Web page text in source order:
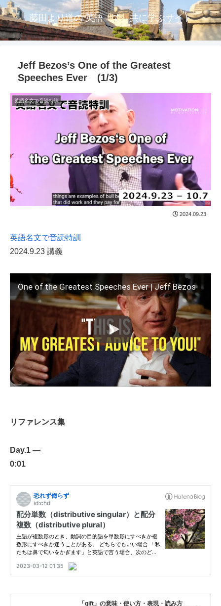
藤田より道の 英語「で」共に学ぶサイト
Jeff Bezos’s One of the Greatest
Speeches Ever (1/3)
英語名文で音読特訓
2024.09.23
英語名文で音読特訓
2024.9.23 講義
One of the Greatest Speeches Ever | Jeff Bezos
リファレンス集
Day.1 —
0:01
「gift」の意味・使い方・表現・読み方